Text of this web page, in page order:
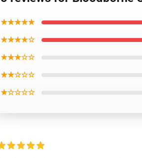
★★★★★
★★★★☆
★★★☆☆
★★☆☆☆
★☆☆☆☆